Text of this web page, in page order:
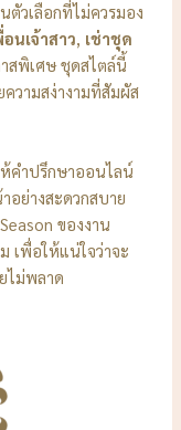
ตัวเลือกที่ไม่ควรมอง
นเจ้าสาว, เช่าชุด
สพิเศษ ชุดสไตล์นี้
วามสง่างามที่สัมผัส
คำปรึกษาออนไลน์
อย่างสะดวกสบาย
ของงาน
เพื่อให้แน่ใจว่าจะ
ไม่พลาด